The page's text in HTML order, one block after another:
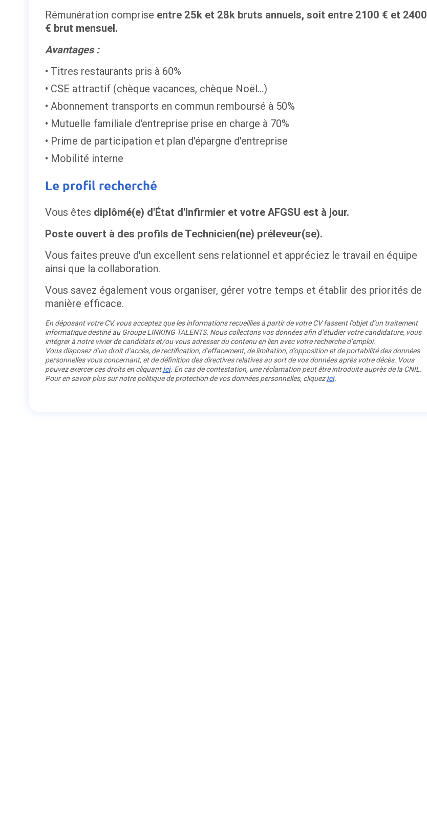
Rémunération comprise entre 25k et 28k bruts annuels, soit entre 2100 € et 2400
€ brut mensuel.
Avantages :
Titres restaurants pris à 60%
CSE attractif (chèque vacances, chèque Noël...)
Abonnement transports en commun remboursé à 50%
Mutuelle familiale d'entreprise prise en charge à 70%
Prime de participation et plan d'épargne d'entreprise
Mobilité interne
Le profil recherché
Vous êtes diplômé(e) d'État d'Infirmier et votre AFGSU est à jour.
Poste ouvert à des profils de Technicien(ne) préleveur(se).
Vous faites preuve d'un excellent sens relationnel et appréciez le travail en équipe
ainsi que la collaboration.
Vous savez également vous organiser, gérer votre temps et établir des priorités de
manière efficace.
En déposant votre CV, vous acceptez que les informations recueillies à partir de votre CV fassent l’objet d’un traitement
informatique destiné au Groupe LINKING TALENTS. Nous collectons vos données afin d’étudier votre candidature, vous
intégrer à notre vivier de candidats et/ou vous adresser du contenu en lien avec votre recherche d’emploi.
Vous disposez d’un droit d’accès, de rectification, d’effacement, de limitation, d’opposition et de portabilité des données
personnelles vous concernant, et de définition des directives relatives au sort de vos données après votre décès. Vous
pouvez exercer ces droits en cliquantici. En cas de contestation, une réclamation peut être introduite auprès de la CNIL.
Pour en savoir plus sur notre politique de protection de vos données personnelles, cliquezici.